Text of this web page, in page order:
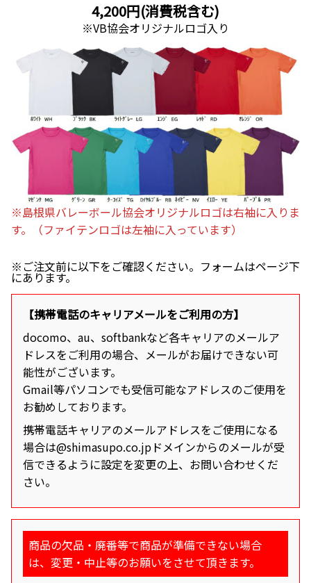
4,200円(消費税含む)
※VB協会オリジナルロゴ入り
※島根県バレーボール協会オリジナルロゴは右袖に入りま
す。（ファイテンロゴは左袖に入っています）
※ご注文前に以下をご確認ください。フォームはページ下
にあります。
【携帯電話のキャリアメールをご利用の方】
docomo、au、softbankなど各キャリアのメールア
ドレスをご利用の場合、メールがお届けできない可
能性がございます。
Gmail等パソコンでも受信可能なアドレスのご使用を
お勧めしております。
携帯電話キャリアのメールアドレスをご使用になる
場合は@shimasupo.co.jpドメインからのメールが受
信できるように設定を変更の上、お問い合わせくだ
さい。
商品の欠品・廃番等で商品が準備できない場合
は、変更・中止等のお願いをさせて頂きます。